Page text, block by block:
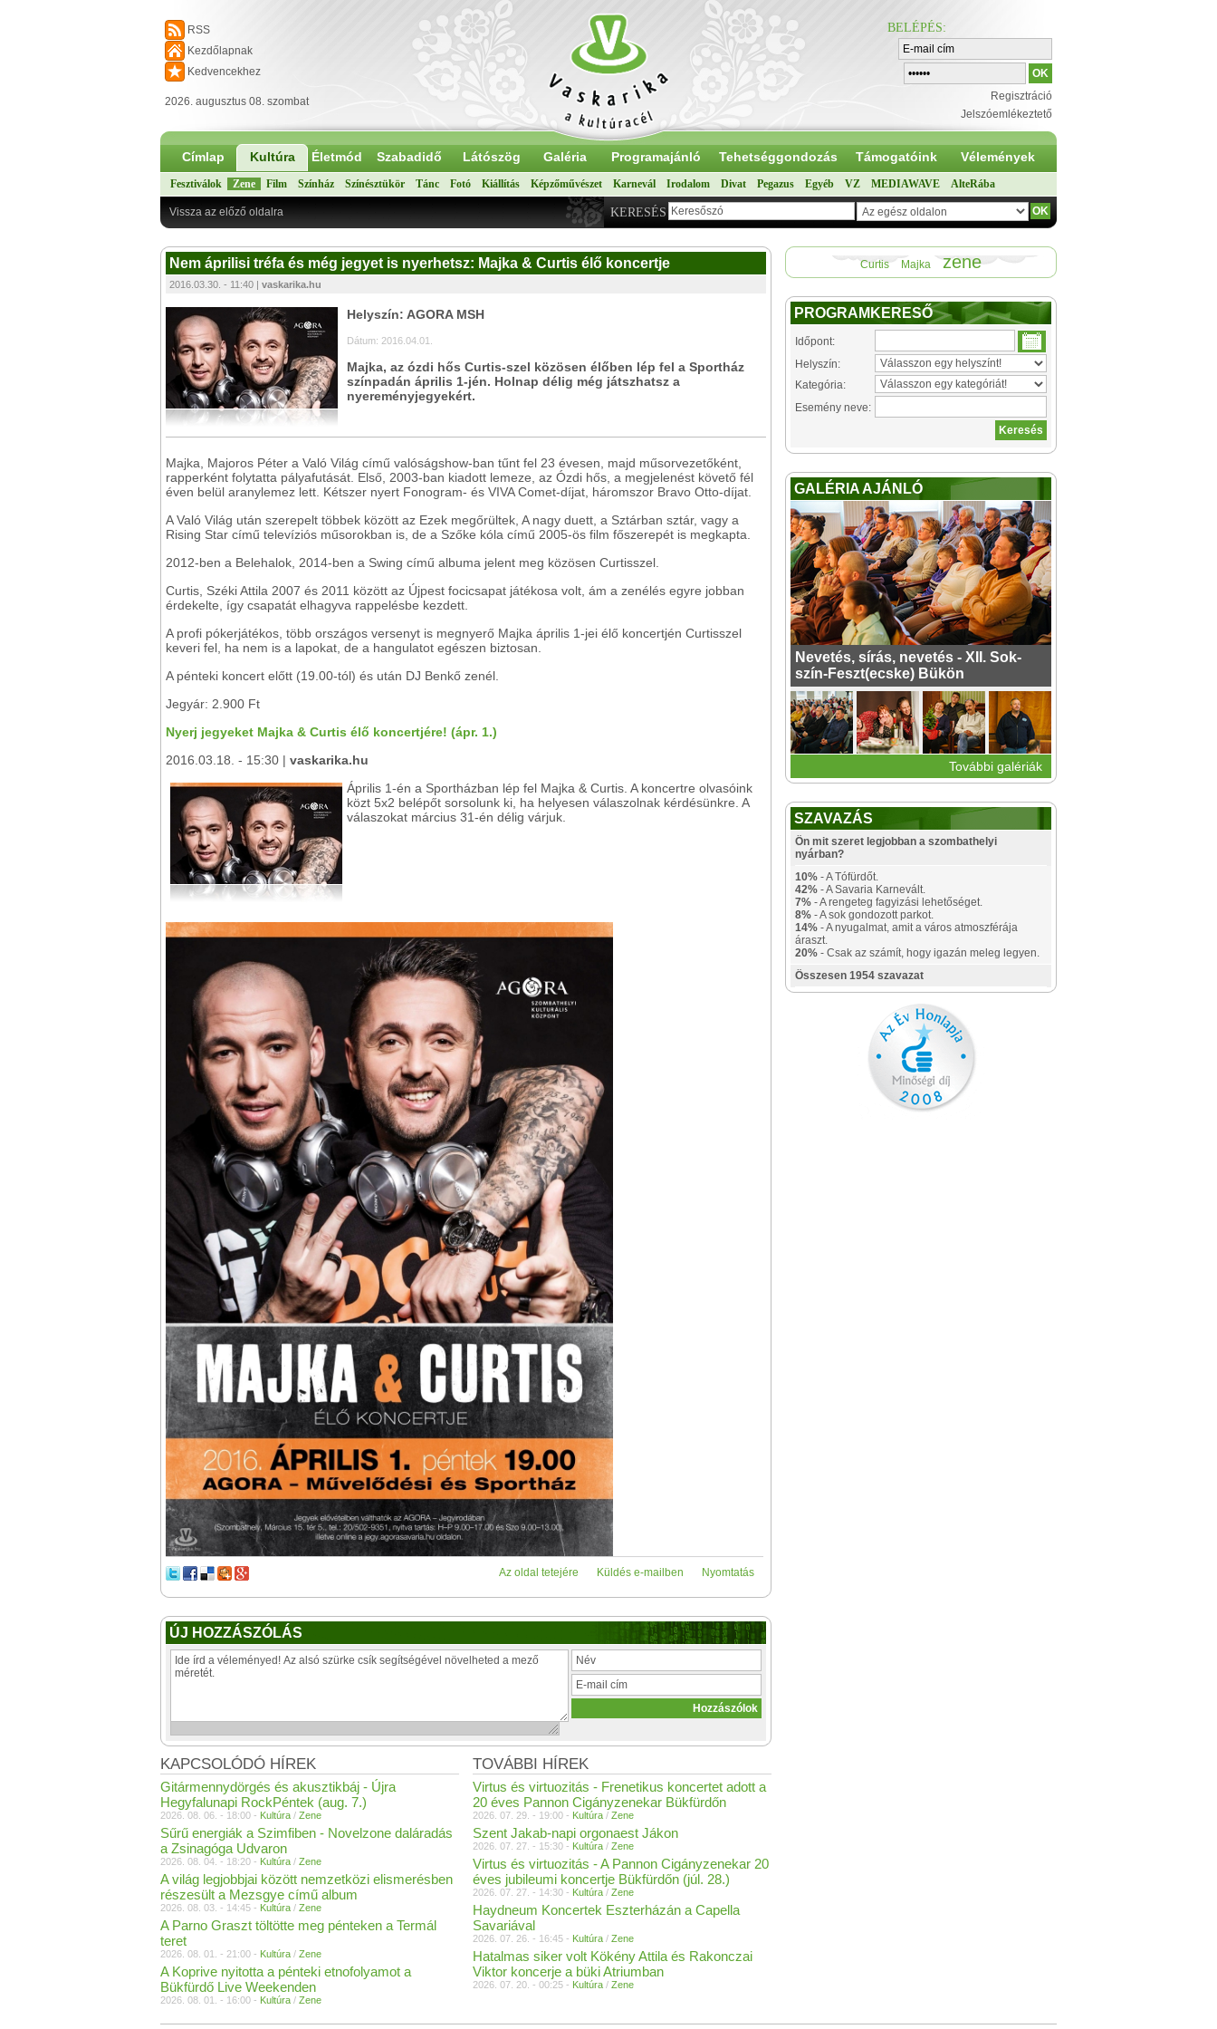
RSS
Kezdőlapnak
Kedvencekhez
2026. augusztus 08. szombat
BELÉPÉS:
Regisztráció
Jelszóemlékeztető
Címlap Kultúra Életmód Szabadidő Látószög Galéria Programajánló Tehetséggondozás Támogatóink Vélemények
Fesztiválok Zene Film Színház Színésztükör Tánc Fotó Kiállítás Képzőművészet Karnevál Irodalom Divat Pegazus Egyéb VZ MEDIAWAVE AlteRába
KERESÉS
Vissza az előző oldalra
Nem áprilisi tréfa és még jegyet is nyerhetsz: Majka & Curtis élő koncertje
2016.03.30. - 11:40 | vaskarika.hu
Helyszín: AGORA MSH
Dátum: 2016.04.01.
Majka, az ózdi hős Curtis-szel közösen élőben lép fel a Sportház
színpadán április 1-jén. Holnap délig még játszhatsz a
nyereményjegyekért.
Majka, Majoros Péter a Való Világ című valóságshow-ban tűnt fel 23 évesen, majd műsorvezetőként,
rapperként folytatta pályafutását. Első, 2003-ban kiadott lemeze, az Ózdi hős, a megjelenést követő fél
éven belül aranylemez lett. Kétszer nyert Fonogram- és VIVA Comet-díjat, háromszor Bravo Otto-díjat.
A Való Világ után szerepelt többek között az Ezek megőrültek, A nagy duett, a Sztárban sztár, vagy a
Rising Star című televíziós műsorokban is, de a Szőke kóla című 2005-ös film főszerepét is megkapta.
2012-ben a Belehalok, 2014-ben a Swing című albuma jelent meg közösen Curtisszel.
Curtis, Széki Attila 2007 és 2011 között az Újpest focicsapat játékosa volt, ám a zenélés egyre jobban
érdekelte, így csapatát elhagyva rappelésbe kezdett.
A profi pókerjátékos, több országos versenyt is megnyerő Majka április 1-jei élő koncertjén Curtisszel
keveri fel, ha nem is a lapokat, de a hangulatot egészen biztosan.
A pénteki koncert előtt (19.00-tól) és után DJ Benkő zenél.
Jegyár: 2.900 Ft
Nyerj jegyeket Majka & Curtis élő koncertjére! (ápr. 1.)
2016.03.18. - 15:30 | vaskarika.hu
Április 1-én a Sportházban lép fel Majka & Curtis. A koncertre olvasóink
közt 5x2 belépőt sorsolunk ki, ha helyesen válaszolnak kérdésünkre. A
válaszokat március 31-én délig várjuk.
Nyomtatás
Küldés e-mailben
Az oldal tetejére
ÚJ HOZZÁSZÓLÁS
TOVÁBBI HÍREK
Virtus és virtuozitás - Frenetikus koncertet adott a
20 éves Pannon Cigányzenekar Bükfürdőn
2026. 07. 29. - 19:00 - Kultúra / Zene
Szent Jakab-napi orgonaest Jákon
2026. 07. 27. - 15:30 - Kultúra / Zene
Virtus és virtuozitás - A Pannon Cigányzenekar 20
éves jubileumi koncertje Bükfürdőn (júl. 28.)
2026. 07. 27. - 14:30 - Kultúra / Zene
Haydneum Koncertek Eszterházán a Capella
Savariával
2026. 07. 26. - 16:45 - Kultúra / Zene
Hatalmas siker volt Kökény Attila és Rakonczai
Viktor koncerje a büki Atriumban
2026. 07. 20. - 00:25 - Kultúra / Zene
KAPCSOLÓDÓ HÍREK
Gitármennydörgés és akusztikbáj - Újra
Hegyfalunapi RockPéntek (aug. 7.)
2026. 08. 06. - 18:00 - Kultúra / Zene
Sűrű energiák a Szimfiben - Novelzone daláradás
a Zsinagóga Udvaron
2026. 08. 04. - 18:20 - Kultúra / Zene
A világ legjobbjai között nemzetközi elismerésben
részesült a Mezsgye című album
2026. 08. 03. - 14:45 - Kultúra / Zene
A Parno Graszt töltötte meg pénteken a Termál
teret
2026. 08. 01. - 21:00 - Kultúra / Zene
A Koprive nyitotta a pénteki etnofolyamot a
Bükfürdő Live Weekenden
2026. 08. 01. - 16:00 - Kultúra / Zene
Curtis Majka zene
PROGRAMKERESŐ
Időpont:
Helyszín:
Kategória:
Esemény neve:
GALÉRIA AJÁNLÓ
Nevetés, sírás, nevetés - XII. Sok-
szín-Feszt(ecske) Bükön
További galériák
SZAVAZÁS
Ön mit szeret legjobban a szombathelyi
nyárban?
10% - A Tófürdőt.
42% - A Savaria Karnevált.
7% - A rengeteg fagyizási lehetőséget.
8% - A sok gondozott parkot.
14% - A nyugalmat, amit a város atmoszférája
áraszt.
20% - Csak az számít, hogy igazán meleg legyen.
Összesen 1954 szavazat